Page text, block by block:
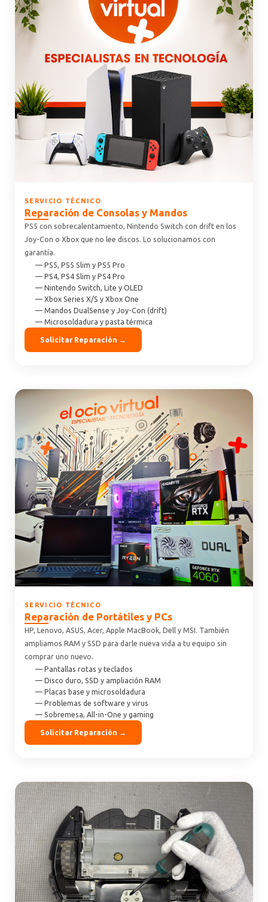
SERVICIO TÉCNICO
Reparación de Consolas y Mandos
PS5 con sobrecalentamiento, Nintendo Switch con drift en los
Joy-Con o Xbox que no lee discos. Lo solucionamos con
garantía.
— PS5, PS5 Slim y PS5 Pro
— PS4, PS4 Slim y PS4 Pro
— Nintendo Switch, Lite y OLED
— Xbox Series X/S y Xbox One
— Mandos DualSense y Joy-Con (drift)
— Microsoldadura y pasta térmica
Solicitar Reparación →
SERVICIO TÉCNICO
Reparación de Portátiles y PCs
HP, Lenovo, ASUS, Acer, Apple MacBook, Dell y MSI. También
ampliamos RAM y SSD para darle nueva vida a tu equipo sin
comprar uno nuevo.
— Pantallas rotas y teclados
— Disco duro, SSD y ampliación RAM
— Placas base y microsoldadura
— Problemas de software y virus
— Sobremesa, All-in-One y gaming
Solicitar Reparación →